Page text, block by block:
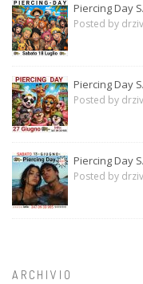
Piercing Day
Posted by
Piercing Day
Posted by
Piercing Day
Posted by
ARCHIVIO